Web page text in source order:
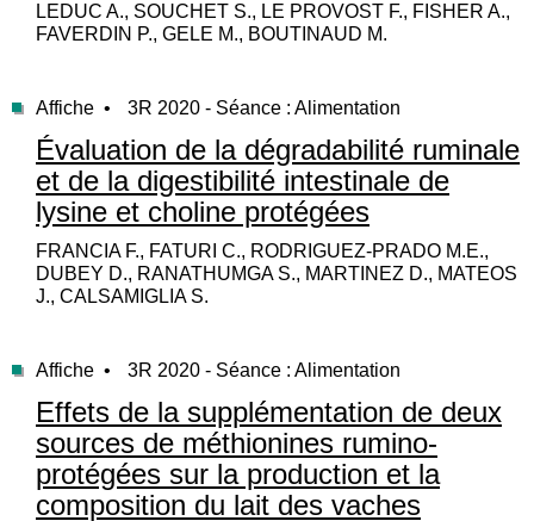
LEDUC A., SOUCHET S., LE PROVOST F., FISHER A.,
FAVERDIN P., GELE M., BOUTINAUD M.
Affiche • 3R 2020 - Séance : Alimentation
Évaluation de la dégradabilité ruminale
et de la digestibilité intestinale de
lysine et choline protégées
FRANCIA F., FATURI C., RODRIGUEZ-PRADO M.E.,
DUBEY D., RANATHUMGA S., MARTINEZ D., MATEOS
J., CALSAMIGLIA S.
Affiche • 3R 2020 - Séance : Alimentation
Effets de la supplémentation de deux
sources de méthionines rumino-
protégées sur la production et la
composition du lait des vaches